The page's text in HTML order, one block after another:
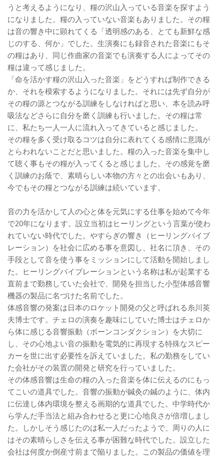
うと考えるようになり、糧の沢山入っている音楽を探すよう
になりました。糧の入っていない音楽もありました。その糧
は音の響き中に顕れてくる「透明感のある、とても新鮮な感
じのする、何か」でした。生演奏にも録音された音楽にもそ
の糧はあり、同じ作曲家の音楽でも演奏する人によってその
糧は違って感じました。
「命を活かす糧の沢山入った音楽」をどうすれば制作できる
か、それを模索するようになりました。それには先ず自分が
その糧の源とつながる訓練をしなければと思い、本を読み呼
吸法などさらに自分を磨く訓練も行いました。その糧は常
に、私たち一人一人に流れ入ってきていると感じました。
その糧を多く受け取るコツは自分に表れてくる感情に意識が
とらわれないことだと思いました。糧の入った音楽を集中し
て聴く事もその糧が入ってくると感じました。その感覚を磨
く訓練のお蔭で、素晴らしい本物の方々との出会いもあり、
今でもその糧とつながる訓練は続いています。
音の力を活かして人の心と体を元気にする仕事を始めて今年
で20年になります。設立当初はヒーリングという言葉が使わ
れていない時代でした。やすらぎの響き（ヒーリングバイブ
レーション）を社会に広める事を意図し、社名に頂き、その
手段として音を使う事をミッションにして活動を開始しまし
た。ヒーリングバイブレーションという名称は私が起業する
直前まで勤務していた会社で、開発を担当した小型体感音響
機器の製品に名づけた名前でした。
体感音響の発案は日本のロケット開発の父と呼ばれる糸川英
夫博士です。チェロの演奏を趣味にしていた博士はチェロか
ら体に感じる音響振動（ボーンコンダクション）を大切に
し、その心地よい音の振動を電気的に再現する特殊なスピー
カーを世に出す必要性を訴えていました。私の勤務をしてい
た会社がその装置の開発と研究を行っていました。
その体感音響は生命の糧の入った音楽を体に伝えるのにもっ
てこいの道具でした。音響の振動が鍼灸の鍼のように、体内
に伝達し体内環境を整える画期的な道具でした。中学時代か
ら学んだ手当法と組み合わせると更に心地良さが倍増しまし
た。しかしそう感じたのは私一人だったようで、周りの人に
はその素晴らしさを伝える事が困難な時代でした。設立した
会社は何度か倒産寸前まで陥りました。この製品の価値を理